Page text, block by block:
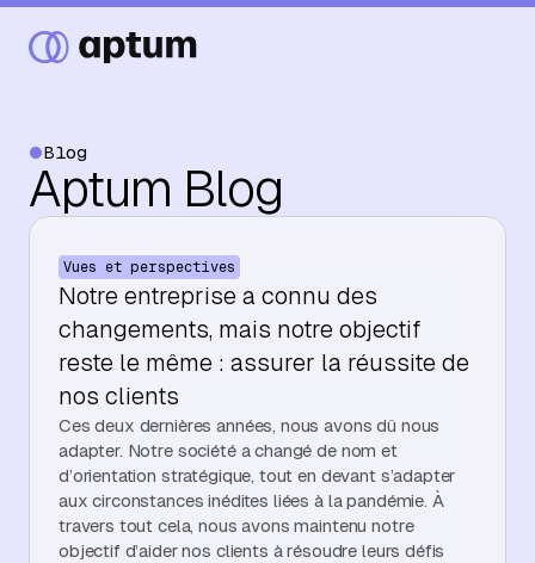
Ce que nous faisons
Nos partenaires
Ressources
Événements
Blog
Aptum Blog
Vues et perspectives
Notre entreprise a connu des
changements, mais notre objectif
reste le même : assurer la réussite de
nos clients
Ces deux dernières années, nous avons dû nous
adapter. Notre société a changé de nom et
d’orientation stratégique, tout en devant s’adapter
aux circonstances inédites liées à la pandémie. À
travers tout cela, nous avons maintenu notre
objectif d’aider nos clients à résoudre leurs défis